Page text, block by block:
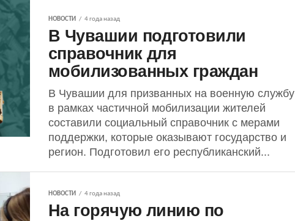
НОВОСТИ 4 года назад
В Чувашии подготовили
справочник для
мобилизованных граждан
В Чувашии для призванных на военную службу
в рамках частичной мобилизации жителей
составили социальный справочник с мерами
поддержки, которые оказывают государство и
регион. Подготовил его республиканский...
НОВОСТИ 4 года назад
На горячую линию по